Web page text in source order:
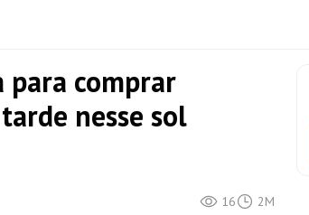
para comprar
nesse sol
16 2M